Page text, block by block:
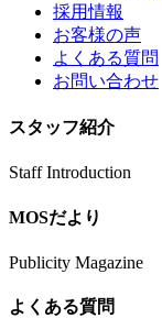
採用情報
お客様の声
よくある質問
お問い合わせ
スタッフ紹介
Staff Introduction
MOSだより
Publicity Magazine
よくある質問